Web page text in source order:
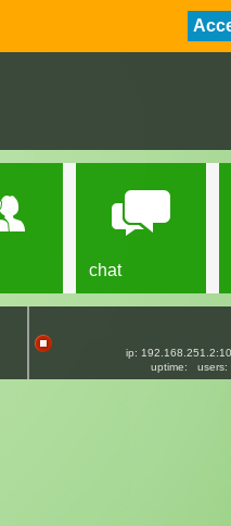
chat
ip:
uptime:
users: